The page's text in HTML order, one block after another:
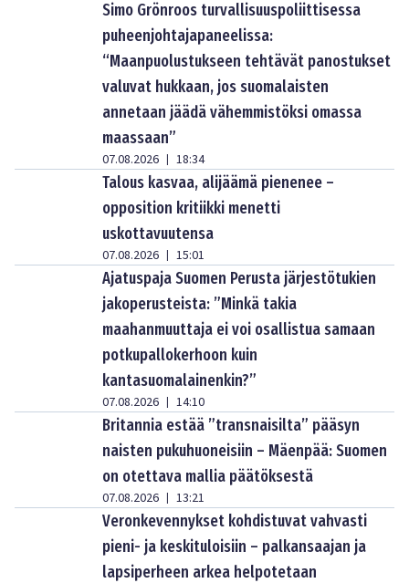
Simo Grönroos turvallisuuspoliittisessa
puheenjohtajapaneelissa:
“Maanpuolustukseen tehtävät panostukset
valuvat hukkaan, jos suomalaisten
annetaan jäädä vähemmistöksi omassa
maassaan”
07.08.2026 | 18:34
Talous kasvaa, alijäämä pienenee –
opposition kritiikki menetti
uskottavuutensa
07.08.2026 | 15:01
Ajatuspaja Suomen Perusta järjestötukien
jakoperusteista: ”Minkä takia
maahanmuuttaja ei voi osallistua samaan
potkupallokerhoon kuin
kantasuomalainenkin?”
07.08.2026 | 14:10
Britannia estää ”transnaisilta” pääsyn
naisten pukuhuoneisiin – Mäenpää: Suomen
on otettava mallia päätöksestä
07.08.2026 | 13:21
Veronkevennykset kohdistuvat vahvasti
pieni- ja keskituloisiin – palkansaajan ja
lapsiperheen arkea helpotetaan